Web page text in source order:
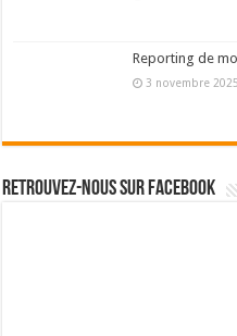
Reporting de
3 novembre 2025
Retrouvez-nous sur Facebook